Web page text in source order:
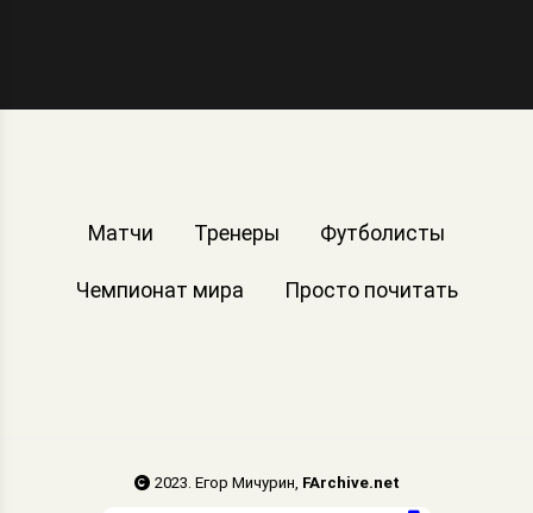
Матчи Тренеры Футболисты
Чемпионат мира Просто почитать
2023. Егор Мичурин, FArchive.net